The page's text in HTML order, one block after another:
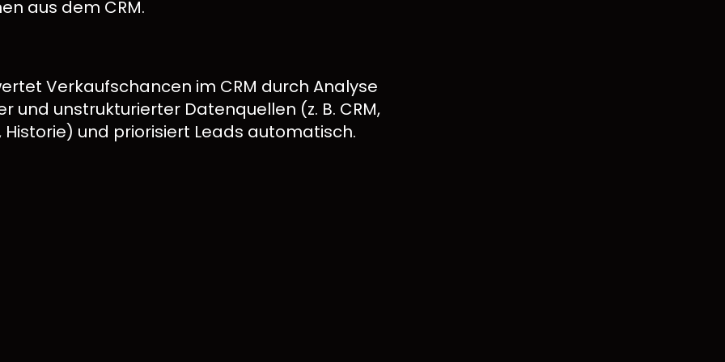
aus dem CRM.
Verkaufschancen im CRM durch Analyse
und unstrukturierter Datenquellen (z. B. CRM,
Historie) und priorisiert Leads automatisch.